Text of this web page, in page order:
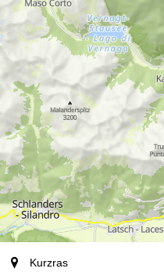
ort
Kurzras